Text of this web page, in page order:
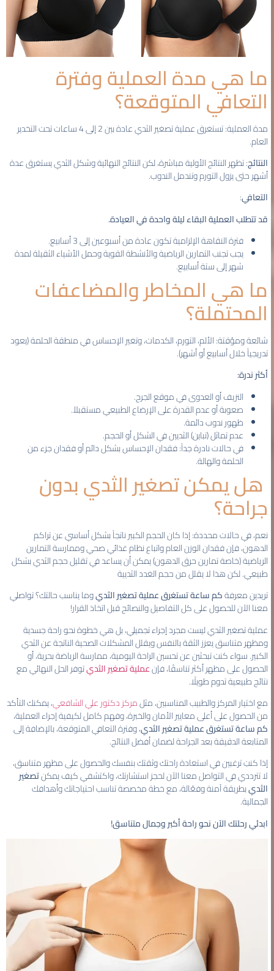
ما هي مدة العملية وفترة
التعافي المتوقعة؟
مدة العملية: تستغرق عملية تصغير الثدي عادة بين 2 إلى 4 ساعات تحت التخدير
العام.
النتائج: تظهر النتائج الأولية مباشرة، لكن النتائج النهائية وشكل الثدي يستغرق عدة
أشهر حتى يزول التورم وتندمل الندوب.
التعافي:
قد تتطلب العملية البقاء ليلة واحدة في العيادة.
فترة النقاهة الإلزامية تكون عادة من أسبوعين إلى 3 أسابيع.
يجب تجنب التمارين الرياضية والأنشطة القوية وحمل الأشياء الثقيلة لمدة
شهر إلى ستة أسابيع.
ما هي المخاطر والمضاعفات
المحتملة؟
شائعة ومؤقتة: الألم، التورم، الكدمات، وتغير الإحساس في منطقة الحلمة (يعود
تدريجياً خلال أسابيع أو أشهر).
أكثر ندرة:
النزيف أو العدوى في موقع الجرح.
صعوبة أو عدم القدرة على الإرضاع الطبيعي مستقبلاً.
ظهور ندوب دائمة.
عدم تماثل (تباين) الثديين في الشكل أو الحجم.
في حالات نادرة جداً: فقدان الإحساس بشكل دائم أو فقدان جزء من
الحلمة والهالة.
هل يمكن تصغير الثدي بدون
جراحة؟
نعم، في حالات محددة: إذا كان الحجم الكبير ناتجاً بشكل أساسي عن تراكم
الدهون، فإن فقدان الوزن العام واتباع نظام غذائي صحي وممارسة التمارين
الرياضية (خاصة تمارين حرق الدهون) يمكن أن يساعد في تقليل حجم الثدي بشكل
طبيعي. لكن هذا لا يقلل من حجم الغدد الثديية
تريدين معرفةكم ساعة تستغرق عملية تصغير الثديوما يناسب حالتك؟ تواصلي
معنا الآن للحصول على كل التفاصيل والنصائح قبل اتخاذ القرار!
عملية تصغير الثدي ليست مجرد إجراء تجميلي، بل هي خطوة نحو راحة جسدية
ومظهر متناسق يعزز الثقة بالنفس ويقلل المشكلات الصحية الناتجة عن الثدي
الكبير. سواء كنتِ تبحثين عن تحسين الراحة اليومية، ممارسة الرياضة بحرية، أو
الحصول على مظهر أكثر تناسقًا، فإنعملية تصغير الثديتوفر الحل النهائي مع
نتائج طبيعية تدوم طويلًا.
مع اختيار المركز والطبيب المناسبين، مثلمركز دكتور علي الشافعي ، يمكنك التأكد
من الحصول على أعلى معايير الأمان والخبرة، وفهم كامل لكيفية إجراء العملية،
كم ساعة تستغرق عملية تصغير الثدي، وفترة التعافي المتوقعة، بالإضافة إلى
المتابعة الدقيقة بعد الجراحة لضمان أفضل النتائج.
إذا كنتِ ترغبين في استعادة راحتك وثقتك بنفسك والحصول على مظهر متناسق،
لا تترددي في التواصل معنا الآن لحجز استشارتك، واكتشفي كيف يمكنتصغير
الثديبطريقة آمنة وفعّالة، مع خطة مخصصة تناسب احتياجاتك وأهدافك
الجمالية.
ابدئي رحلتك الآن نحو راحة أكبر وجمال متناسق!